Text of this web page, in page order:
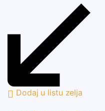
Dodaj u listu zelja